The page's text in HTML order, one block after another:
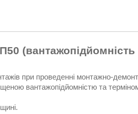
(вантажопідйомність
при проведенні монтажно-
вантажопідйомністю та